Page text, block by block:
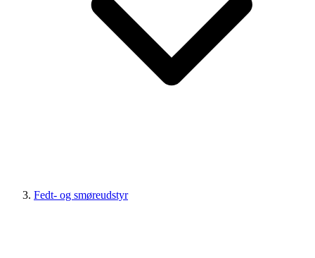
Fedt- og smøreudstyr